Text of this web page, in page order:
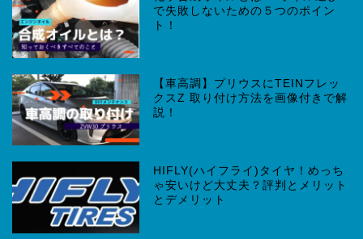
で失敗しないための５つのポイン
ト！
【車高調】プリウスにTEINフレッ
クスZ 取り付け方法を画像付きで解
説！
HIFLY(ハイフライ)タイヤ！めっち
ゃ安いけど大丈夫？評判とメリット
とデメリット